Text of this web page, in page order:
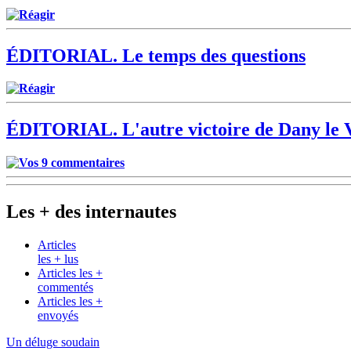
Réagir
ÉDITORIAL. Le temps des questions
Réagir
ÉDITORIAL. L'autre victoire de Dany le
Vos 9 commentaires
Les + des internautes
Articles
les + lus
Articles les +
commentés
Articles les +
envoyés
Un déluge soudain